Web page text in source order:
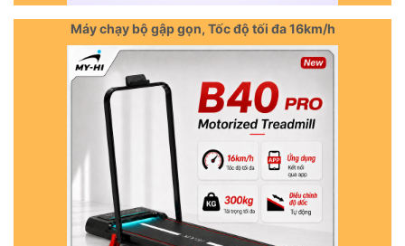
Máy chạy bộ gập gọn, Tốc độ tối đa 16km/h